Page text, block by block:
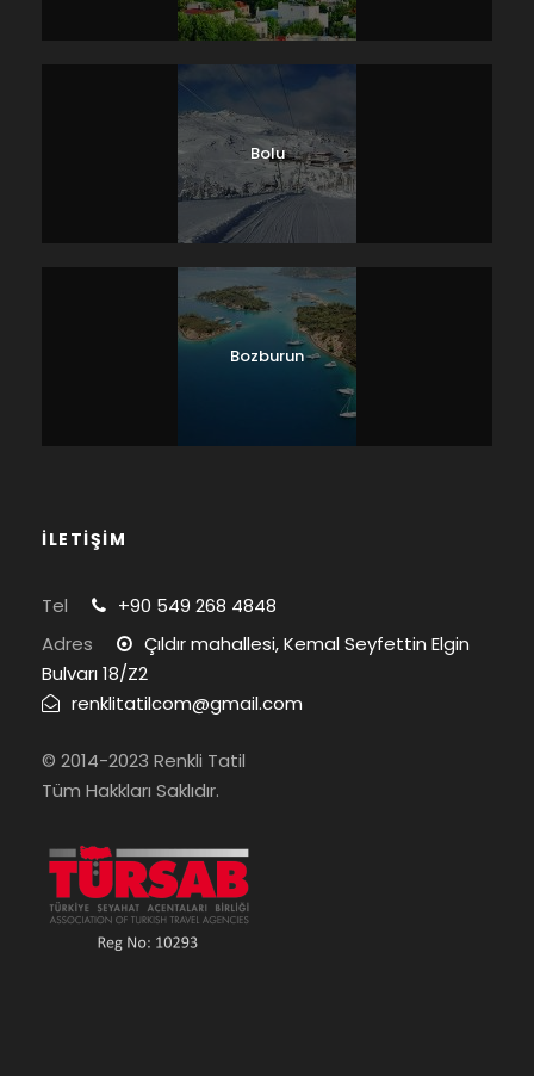
Bolu
Bozburun
İLETİŞİM
Tel
+90 549 268 4848
Adres
Çıldır mahallesi, Kemal Seyfettin Elgin
Bulvarı 18/Z2
renklitatilcom@gmail.com
© 2014-2023 Renkli Tatil
Tüm Hakkları Saklıdır.